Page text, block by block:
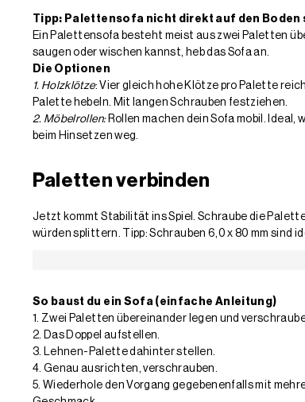
Tipp: Palettensofa nicht direkt auf den Boden
Ein Palettensofa besteht meist aus zwei Paletten
saugen oder wischen kannst, heb das Sofa an.
Die Optionen
1. Holzklötze: Vier gleich hohe Klötze pro Palette
Palette hebeln. Mit langen Schrauben festziehen.
2. Möbelrollen: Rollen machen dein Sofa mobil.
beim Hinsetzen weg.
Paletten verbinden
Jetzt kommt Stabilität ins Spiel. Schraube die
würden splittern. Tipp: Schrauben 6,0 x 80 mm sind
So baust du ein Sofa (einfache Anleitung)
1. Zwei Paletten übereinander legen und
2. Das Doppel aufstellen.
3. Lehnen-Palette dahinter stellen.
4. Genau ausrichten, verschrauben.
5. Wiederhole den Vorgang gegebenenfalls mit